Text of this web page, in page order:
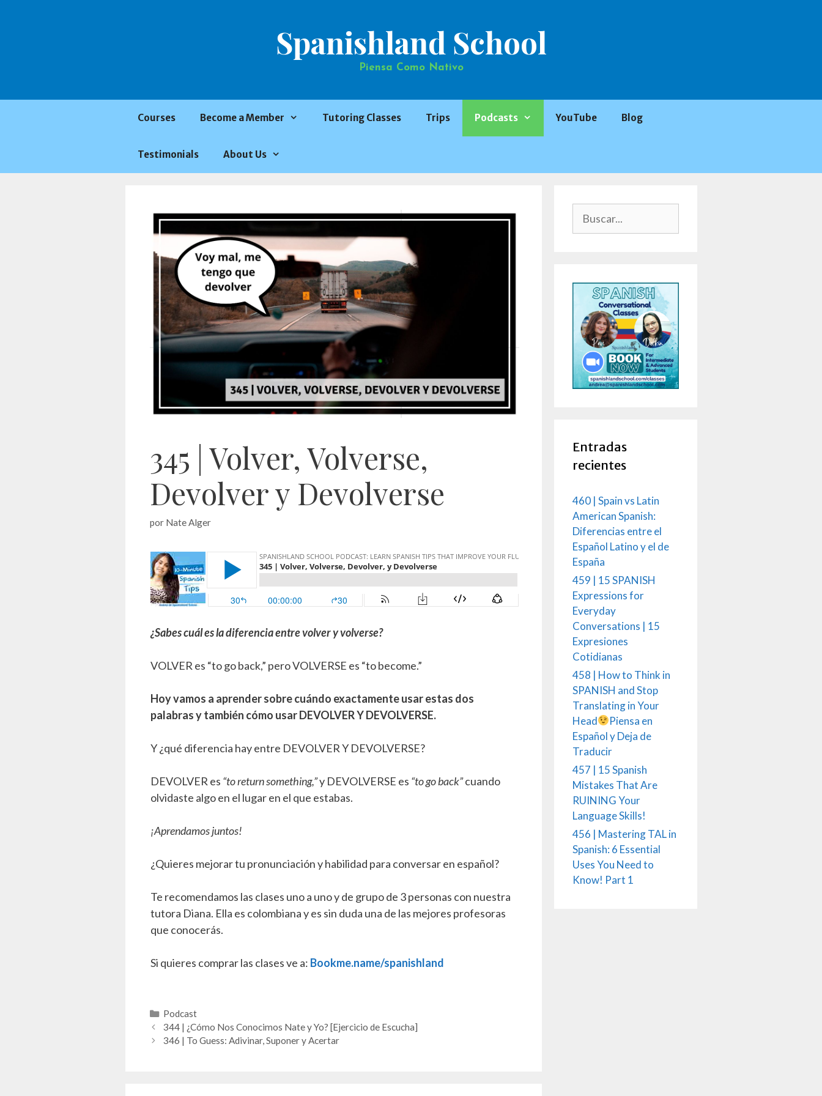
Spanishland School
Piensa Como Nativo
Courses Become a Member Tutoring Classes Trips Podcasts YouTube Blog
Testimonials About Us
345 | Volver, Volverse,
Devolver y Devolverse
por Nate Alger
¿Sabes cuál es la diferencia entre volver y volverse?
VOLVER es “to go back,” pero VOLVERSE es “to become.”
Hoy vamos a aprender sobre cuándo exactamente usar estas dos
palabras y también cómo usar DEVOLVER Y DEVOLVERSE.
Y ¿qué diferencia hay entre DEVOLVER Y DEVOLVERSE?
DEVOLVER es “to return something,”y DEVOLVERSE es “to go back”cuando
olvidaste algo en el lugar en el que estabas.
¡Aprendamos juntos!
¿Quieres mejorar tu pronunciación y habilidad para conversar en español?
Te recomendamos las clases uno a uno y de grupo de 3 personas con nuestra
tutora Diana. Ella es colombiana y es sin duda una de las mejores profesoras
que conocerás.
Si quieres comprar las clases ve a: Bookme.name/spanishland
Categorías
Podcast
344 | ¿Cómo Nos Conocimos Nate y Yo? [Ejercicio de Escucha]
346 | To Guess: Adivinar, Suponer y Acertar
Entradas
recientes
460 | Spain vs Latin
American Spanish:
Diferencias entre el
Español Latino y el de
España
459 | 15 SPANISH
Expressions for
Everyday
Conversations | 15
Expresiones
Cotidianas
458 | How to Think in
SPANISH and Stop
Translating in Your
Head
Piensa en
Español y Deja de
Traducir
457 | 15 Spanish
Mistakes That Are
RUINING Your
Language Skills!
456 | Mastering TAL in
Spanish: 6 Essential
Uses You Need to
Know! Part 1